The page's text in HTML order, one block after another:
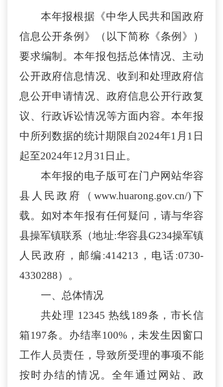
本年报根据《中华人民共和国政府
信息公开条例》（以下简称《条例》）
要求编制。本年报包括总体情况、主动
公开政府信息情况、收到和处理政府信
息公开申请情况、政府信息公开行政复
议、行政诉讼情况等方面内容。本年报
中所列数据的统计期限自 2024年1月1日
起至2024年12月31日止。
本年报的电子版可在门户网站华容
县人民政府（ www.huarong.gov.cn/)下
载。如对本年报有任何疑问，请与华容
县操军镇联系（地址:华容县G234操军镇
人民政府，邮编:414213，电话:0730-
4330288）。
一、 总体情况
共处理 12345 热线 189条，市长信
箱197条。办结率100%，未发生因窗口
工作人员责任，导致所受理的事项不能
按时办结的情况。全年通过网站、政